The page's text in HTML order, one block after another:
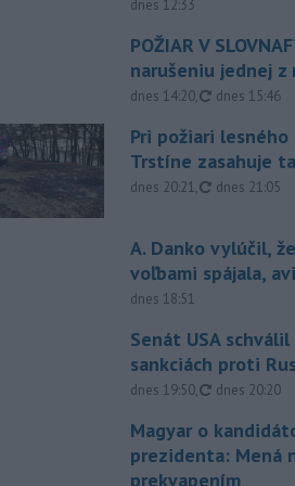
dnes 12:33
POŽIAR V
narušeniu jednej z
dnes 14:20, aktualizované
dnes 15:46
Pri požiari
Trstíne zasahuje
dnes 20:21, aktualizované
dnes 21:05
A. Danko vylúčil,
voľbami spájala,
dnes 18:51
Senát USA
sankciách proti
dnes 19:50, aktualizované
dnes 20:20
Magyar o
prezidenta: Mená
prekvapením